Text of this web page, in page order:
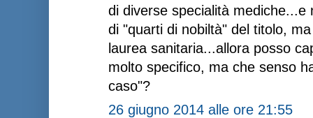
di diverse specialità
di "quarti di nobiltà" del titolo,
laurea sanitaria...allora posso
molto specifico, ma che senso
caso"?
26 giugno 2014 alle ore 21:55